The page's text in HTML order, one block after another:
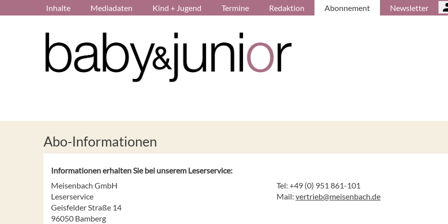
Inhalte Mediadaten Kind + Jugend Termine Redaktion Abonnement Newsletter
Abo-Informationen
Informationen erhalten Sie bei unserem Leserservice:
Meisenbach GmbH
Leserservice
Geisfelder Straße 14
96050 Bamberg
Tel: +49 (0) 951 861-101
Mail: vertrieb@meisenbach.de